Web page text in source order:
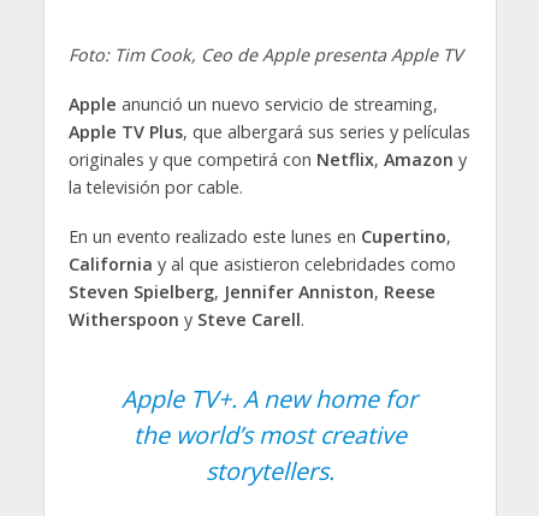
Foto: Tim Cook, Ceo de Apple presenta Apple TV
Apple anunció un nuevo servicio de streaming,
Apple TV Plus, que albergará sus series y películas
originales y que competirá con Netflix, Amazon y
la televisión por cable.
En un evento realizado este lunes en Cupertino,
California y al que asistieron celebridades como
Steven Spielberg, Jennifer Anniston, Reese
Witherspoon y Steve Carell.
Apple TV+. A new home for
the world’s most creative
storytellers.